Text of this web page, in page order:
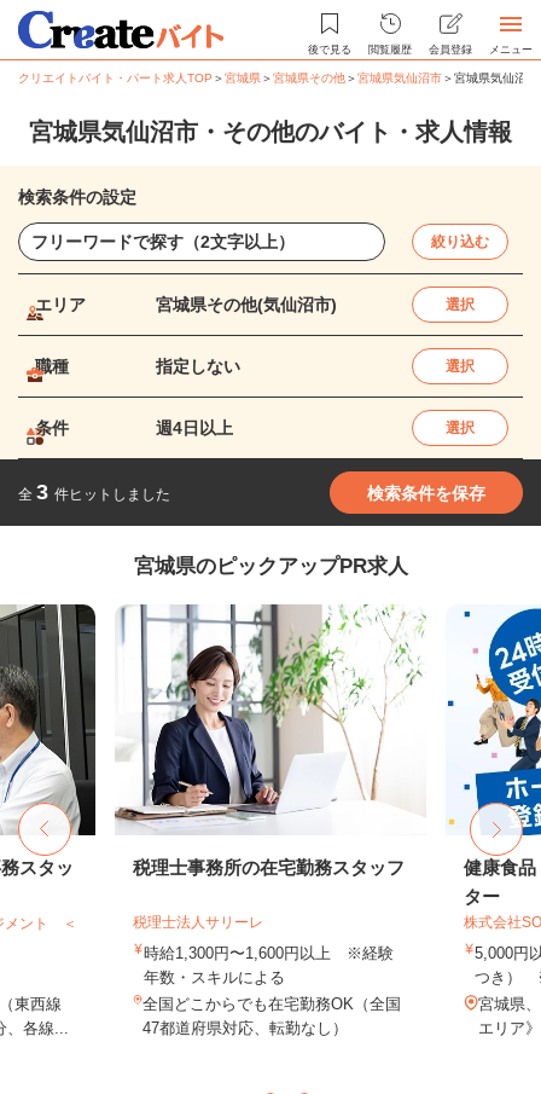
後で見る 閲覧履歴 会員登録 メニュー
クリエイトバイト・パート求人TOP ＞宮城県＞宮城県その他＞宮城県気仙沼市＞宮城県気仙沼
宮城県気仙沼市・その他のバイト・求人情報
検索条件の設定
絞り込む
エリア 宮城県その他(気仙沼市) 選択
職種 指定しない 選択
条件 週4日以上 選択
全 3 件ヒットしました 検索条件を保存
宮城県のピックアップPR求人
スタッ
メント ＜
東西線
各線...
税理士事務所の在宅勤務スタッフ
税理士法人サリーレ
時給1,300円〜1,600円以上 ※経験
年数・スキルによる
全国どこからでも在宅勤務OK（全国
47都道府県対応、転勤なし）
健康食品
ター
株式会社
5,000円
つき）
宮城県
エリア》